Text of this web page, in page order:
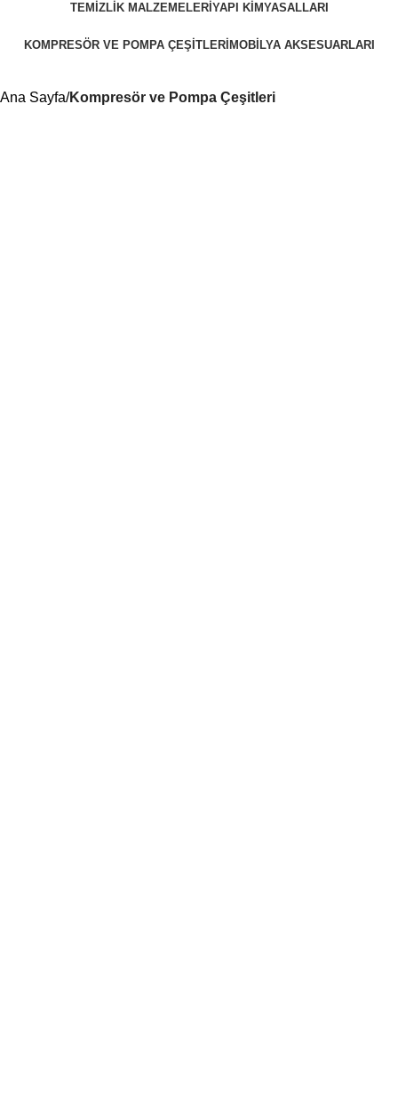
TEMIZLIK MALZEMELERI YAPI KIMYASALLARI
KOMPRESÖR VE POMPA ÇEŞITLERI MOBILYA AKSESUARLARI
Ana Sayfa Kompresör ve Pompa Çeşitleri